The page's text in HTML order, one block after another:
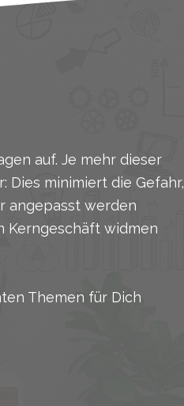
auf. Je mehr dieser
minimiert die Gefahr,
angepasst werden
Kerngeschäft widmen
Themen für Dich